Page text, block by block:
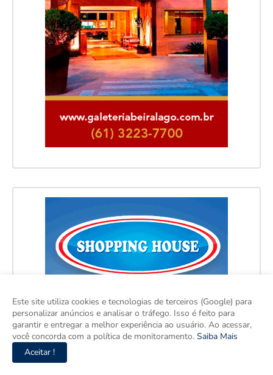
Este site utiliza cookies e tecnologias de terceiros (Google) para
personalizar anúncios e analisar o tráfego. Isso é feito para
garantir e entregar a melhor experiência ao usuário. Ao acessar,
você concorda com a política de monitoramento. Saiba Mais
Aceitar !